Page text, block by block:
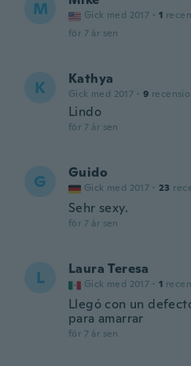
M Gick med 2017 · 1
för 7 år sen
K Kathya
Gick med 2017 · 9
Lindo
för 7 år sen
G Guido
Gick med 2017 · 23
Sehr sexy.
för 7 år sen
L Laura Teresa
Gick med 2017 · 1
Llegó con un
para amarrar
för 7 år sen